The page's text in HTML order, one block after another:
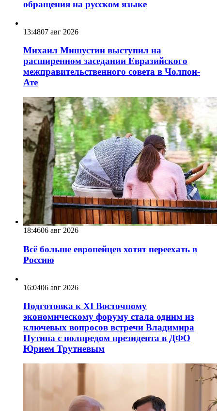
обращения на русском языке
13:4807 авг 2026
Михаил Мишустин выступил на
расширенном заседании Евразийского
межправительственного совета в Чолпон-
Ате
18:4606 авг 2026
Всё больше европейцев хотят переехать в
Россию
16:0406 авг 2026
Подготовка к XI Восточному
экономическому форуму стала одним из
ключевых вопросов встречи Владимира
Путина с полпредом президента в ДФО
Юрием Трутневым